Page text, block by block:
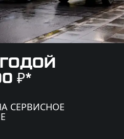
₽*
СЕРВИСНОЕ